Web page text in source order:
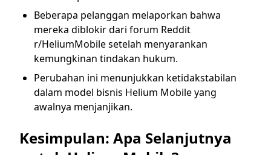
Beberapa pelanggan melaporkan bahwa
mereka diblokir dari forum Reddit
r/HeliumMobile setelah menyarankan
kemungkinan tindakan hukum.
Perubahan ini menunjukkan ketidakstabilan
dalam model bisnis Helium Mobile yang
awalnya menjanjikan.
Kesimpulan: Apa Selanjutnya